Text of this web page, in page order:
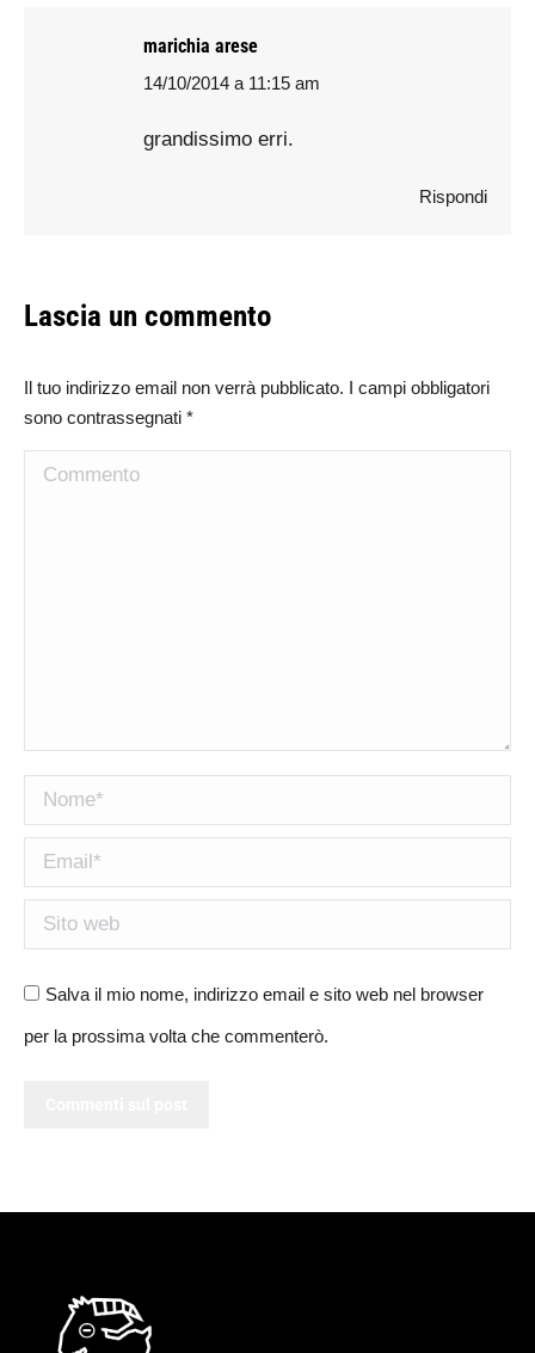
marichia arese
says:
14/10/2014 a 11:15 am
grandissimo erri.
Rispondi
Lascia un commento
Il tuo indirizzo email non verrà pubblicato. I campi obbligatori
sono contrassegnati *
Commento
Nome *
Email *
Sito web
Salva il mio nome, indirizzo email e sito web nel browser
per la prossima volta che commenterò.